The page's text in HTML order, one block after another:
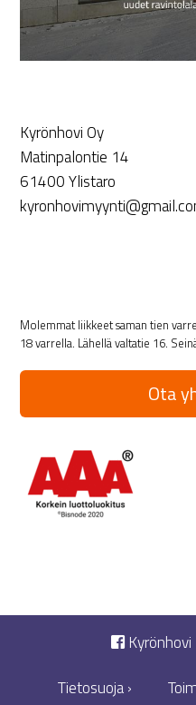
Kyrönhovi Oy
Matinpalontie 14
61400 Ylistaro
Molemmat liikkeet saman tien
18 varrella. Lähellä valtatie 16.
Ota
Tietosuoja ›